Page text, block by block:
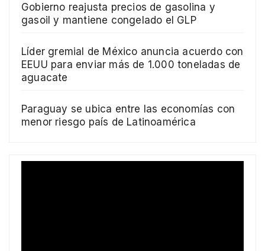
Gobierno reajusta precios de gasolina y
gasoil y mantiene congelado el GLP
Líder gremial de México anuncia acuerdo con
EEUU para enviar más de 1.000 toneladas de
aguacate
Paraguay se ubica entre las economías con
menor riesgo país de Latinoamérica